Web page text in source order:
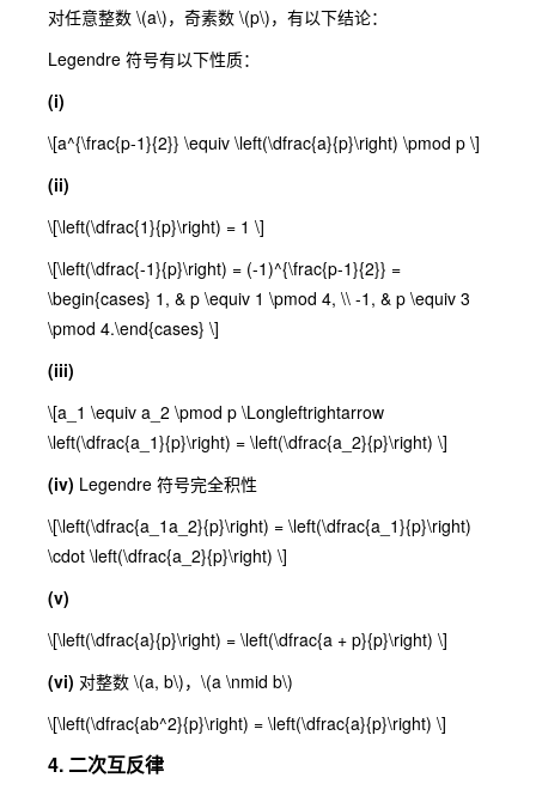
对任意整数 \(a\)，奇素数 \(p\)，有以下结论：
Legendre 符号有以下性质：
(i)
\[a^{\frac{p-1}{2}} \equiv \left(\dfrac{a}{p}\right) \pmod p \]
(ii)
\[\left(\dfrac{1}{p}\right) = 1 \]
\[\left(\dfrac{-1}{p}\right) = (-1)^{\frac{p-1}{2}} =
\begin{cases} 1, & p \equiv 1 \pmod 4, \\ -1, & p \equiv 3
\pmod 4.\end{cases} \]
(iii)
\[a_1 \equiv a_2 \pmod p \Longleftrightarrow
\left(\dfrac{a_1}{p}\right) = \left(\dfrac{a_2}{p}\right) \]
(iv) Legendre 符号完全积性
\[\left(\dfrac{a_1a_2}{p}\right) = \left(\dfrac{a_1}{p}\right)
\cdot \left(\dfrac{a_2}{p}\right) \]
(v)
\[\left(\dfrac{a}{p}\right) = \left(\dfrac{a + p}{p}\right) \]
(vi) 对整数 \(a, b\)， \(a \nmid b\)
\[\left(\dfrac{ab^2}{p}\right) = \left(\dfrac{a}{p}\right) \]
4. 二次互反律